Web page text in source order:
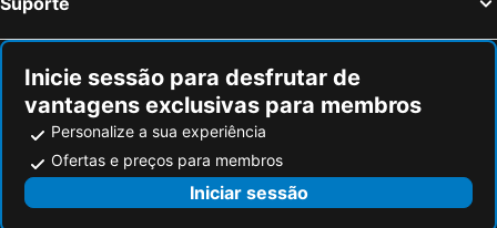
Inicie sessão para desfrutar de
vantagens exclusivas para membros
Personalize a sua experiência
Ofertas e preços para membros
Iniciar sessão